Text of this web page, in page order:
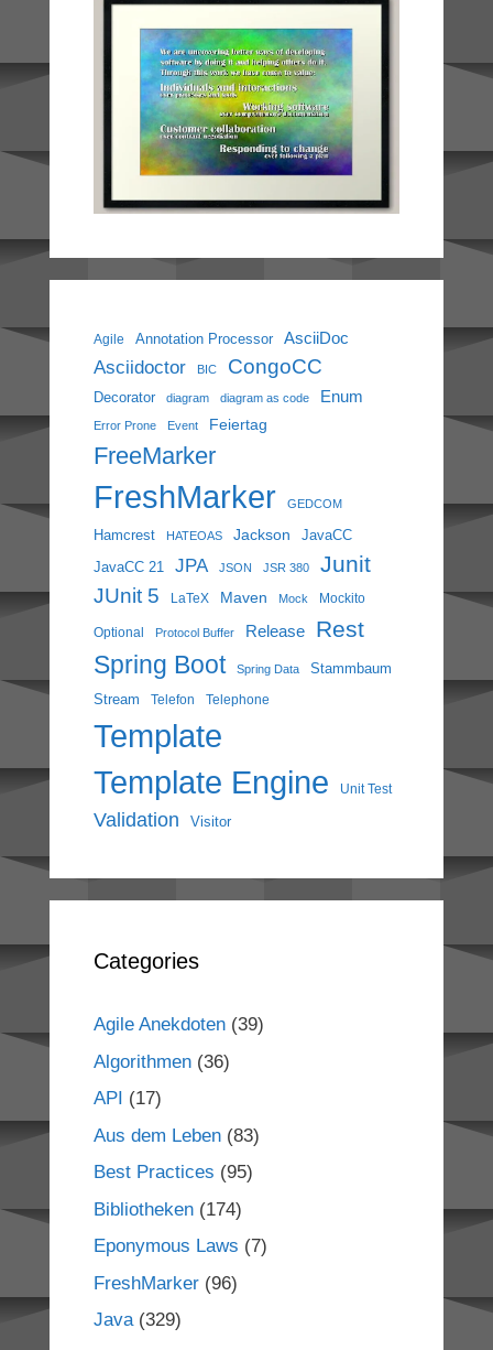
Agile Annotation Processor AsciiDoc
Asciidoctor BIC CongoCC
Decorator diagram diagram as code Enum
Error Prone Event Feiertag
FreeMarker
FreshMarker GEDCOM
Hamcrest HATEOAS Jackson JavaCC
JavaCC 21 JPA JSON JSR 380 Junit
JUnit 5 LaTeX Maven Mock Mockito
Optional Protocol Buffer Release Rest
Spring Boot Spring Data
Stammbaum
Stream
Telefon Telephone
Template
Template Engine Unit Test
Validation Visitor
Categories
Agile Anekdoten(39)
Algorithmen(36)
API (17)
Aus dem Leben(83)
Best Practices (95)
Bibliotheken(174)
Eponymous Laws (7)
FreshMarker(96)
Java(329)